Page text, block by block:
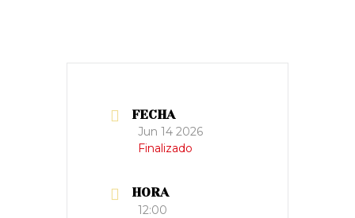
FECHA
Jun 14 2026
Finalizado
HORA
12:00